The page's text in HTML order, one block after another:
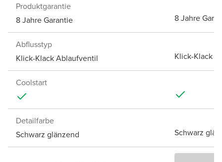
Produktgarantie
8 Jahre Garantie
8 Jahre
Abflusstyp
Klick-Klack Ablaufventil
Klick-Klack
Coolstart
Detailfarbe
Schwarz glänzend
Schwarz